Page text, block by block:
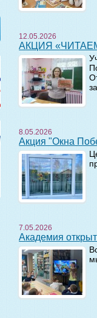
12.05.2026
АКЦИЯ
8.05.2026
Акция "Окна
7.05.2026
Академия